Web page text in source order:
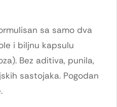
sa samo dva
i biljnu kapsulu
Bez aditiva, punila,
sastojaka. Pogodan